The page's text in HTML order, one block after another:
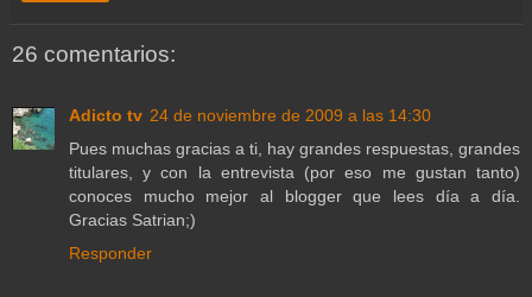
26 comentarios:
Adicto tv 24 de noviembre de 2009 a las 14:30
Pues muchas gracias a ti, hay grandes respuestas, grandes
titulares, y con la entrevista (por eso me gustan tanto)
conoces mucho mejor al blogger que lees día a día.
Gracias Satrian;)
Responder